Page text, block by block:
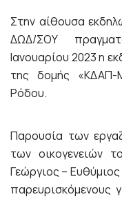
Στην αίθουσα
ΔΩΔ/ΣΟΥ
Ιανουαρίου 2023 η
της δομής
Ρόδου.
Παρουσία των
των οικογενειών
Γεώργιος –
παρευρισκόμενους